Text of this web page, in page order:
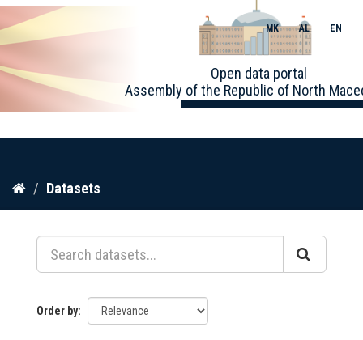
Skip
content
Open data portal
Assembly of the Republic of North
MK AL EN
Datasets
Order by